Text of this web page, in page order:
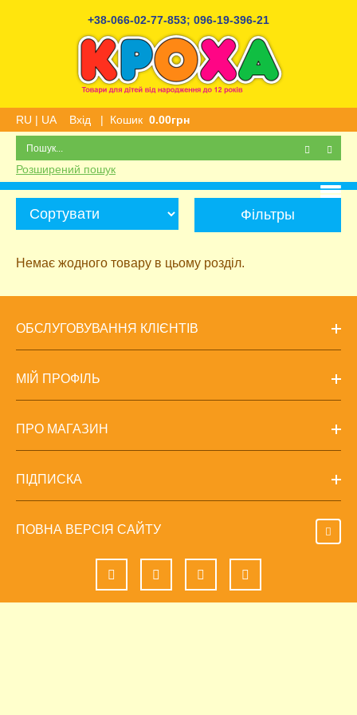
+38-066-02-77-853; 096-19-396-21
RU | UA Вхід | Кошик 0.00грн
Розширений пошук
Фільтры
Немає жодного товару в цьому розділ.
ОБСЛУГОВУВАННЯ КЛІЄНТІВ
МІЙ ПРОФІЛЬ
ПРО МАГАЗИН
ПІДПИСКА
ПОВНА ВЕРСІЯ САЙТУ